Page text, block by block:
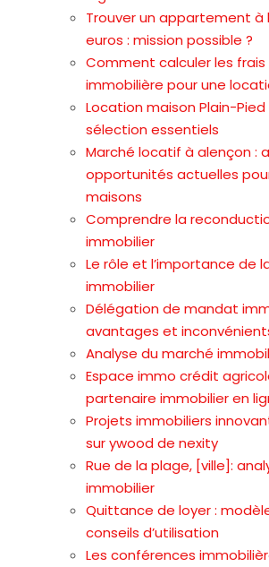
Trouver un appartement à
euros : mission possible ?
Comment calculer les frais
immobilière pour une
Location maison Plain-
sélection essentiels
Marché locatif à alençon :
opportunités actuelles
maisons
Comprendre la
immobilier
Le rôle et l’importance de
immobilier
Délégation de mandat
avantages et
Analyse du marché
Espace immo crédit
partenaire immobilier en
Projets immobiliers
sur ywood de nexity
Rue de la plage, [ville]:
immobilier
Quittance de loyer :
conseils d’utilisation
Les conférences